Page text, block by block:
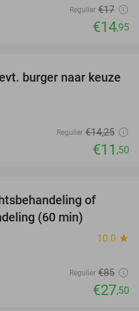
Regulier €17
€14,95
19%
burger naar keuze
Regulier €14,25
€11 ,50
of
(60 min)
10.0 star
Regulier €85
€27,50